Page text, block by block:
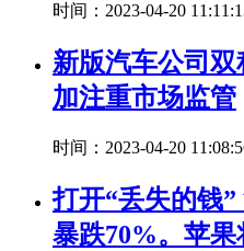
时间：2023-04-20
新版汽车公司
加注重市场监管
时间：2023-04-20
打开“丢失的钱
暴跌70%。苹